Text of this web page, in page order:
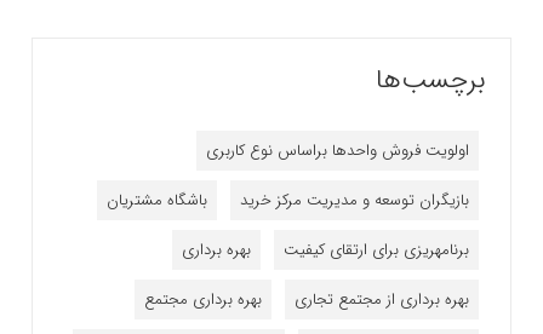
برچسب‌ها
اولویت فروش واحدها براساس نوع کاربری
بازیگران توسعه و مدیریت مرکز خرید
باشگاه مشتریان
برنامه‎ریزی برای ارتقای کیفیت
بهره برداری
بهره برداری از مجتمع تجاری
بهره برداری مجتمع